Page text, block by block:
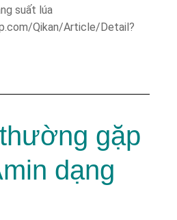
suất lúa
Qikan/Article/Detail?
gặp
dạng